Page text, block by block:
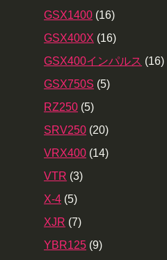
GSX1400 (16)
GSX400X (16)
GSX400インパルス (16)
GSX750S (5)
RZ250 (5)
SRV250 (20)
VRX400 (14)
VTR (3)
X-4 (5)
XJR (7)
YBR125 (9)